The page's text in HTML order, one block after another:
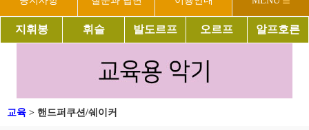
지휘봉 휘슬 발도르프 오르프 알프호른
교육 > 핸드퍼쿠션/쉐이커